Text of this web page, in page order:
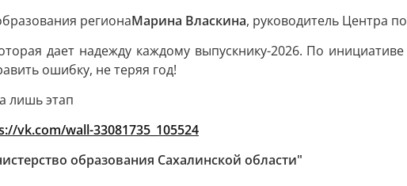
регионаМарина Власкина, руководитель Центра
дает надежду каждому выпускнику-2026. По
ошибку, не теряя год!
лишь этап
vk.com/wall-33081735_105524
образования Сахалинской области"